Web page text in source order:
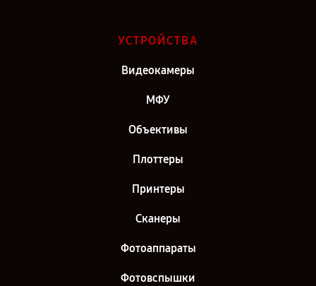
УСТРОЙСТВА
Видеокамеры
МФУ
Объективы
Плоттеры
Принтеры
Сканеры
Фотоаппараты
Фотовспышки